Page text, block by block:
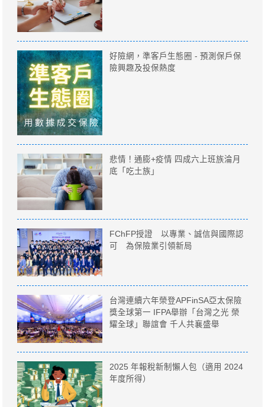
好險網，準客戶生態圈 - 預測保戶保
險興趣及投保熱度
悲情！通膨+疫情 四成六上班族淪月
底「吃土族」
FChFP授證 以專業、誠信與國際認
可 為保險業引領新局
台灣連續六年榮登APFinSA亞太保險
獎全球第一 IFPA舉辦「台灣之光 榮
耀全球」聯誼會 千人共襄盛舉
2025 年報稅新制懶人包（適用 2024
年度所得）